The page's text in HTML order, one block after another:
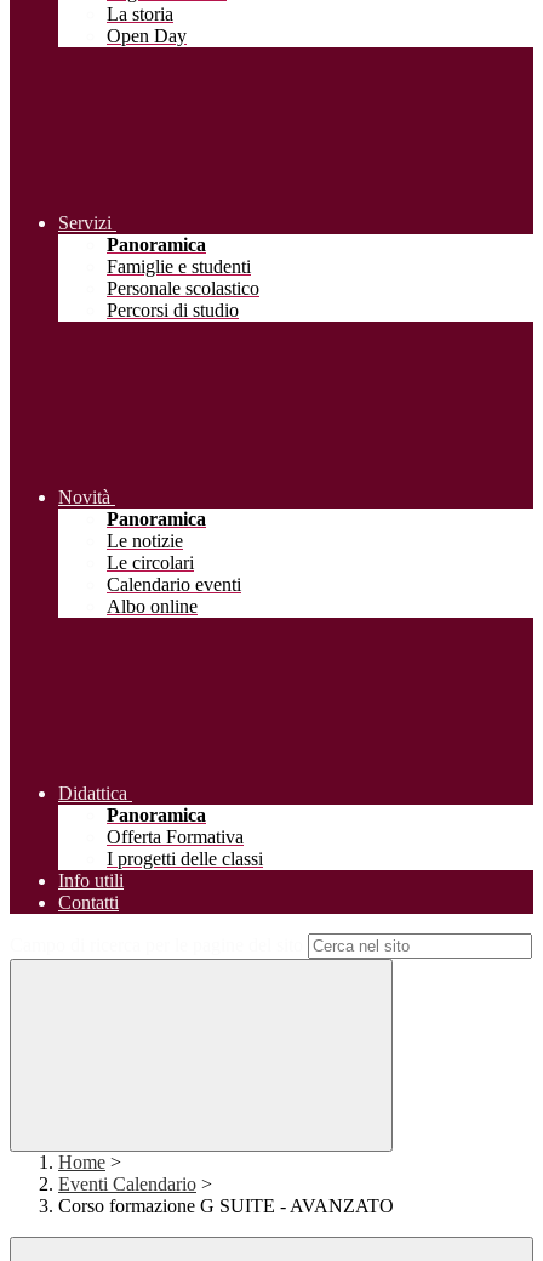
La storia
Open Day
Servizi
Panoramica
Famiglie e studenti
Personale scolastico
Percorsi di studio
Novità
Panoramica
Le notizie
Le circolari
Calendario eventi
Albo online
Didattica
Panoramica
Offerta Formativa
I progetti delle classi
Info utili
Contatti
Home >
Eventi Calendario >
Corso formazione G SUITE - AVANZATO